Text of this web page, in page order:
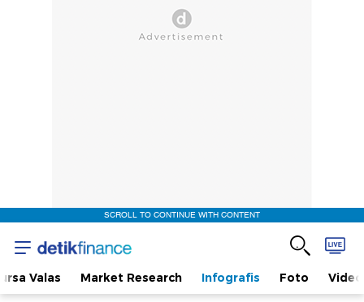
SCROLL TO CONTINUE WITH CONTENT
Valas Market Research Infografis Foto Video